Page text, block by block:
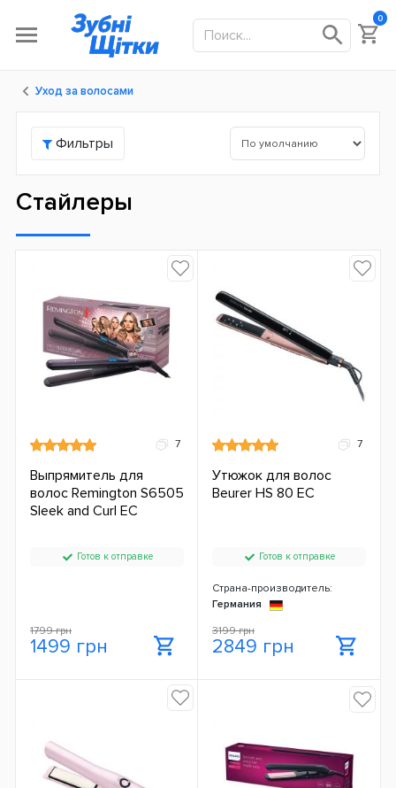
0
Уход за волосами
Фильтры
Стайлеры
7
Выпрямитель для
волос Remington S6505
Sleek and Curl ЕС
Готов к отправке
1799 грн
1499 грн
7
Утюжок для волос
Beurer HS 80 ЕС
Готов к отправке
Страна-производитель:
Германия
3199 грн
2849 грн